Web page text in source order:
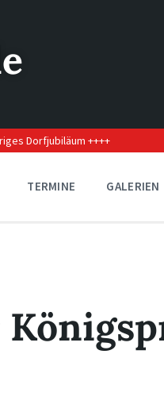
Dorfjubiläum ++++
TERMINE GALERIEN